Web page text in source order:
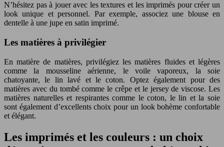
N’hésitez pas à jouer avec les textures et les imprimés pour créer un
look unique et personnel. Par exemple, associez une blouse en
dentelle à une jupe en satin imprimé.
Les matières à privilégier
En matière de matières, privilégiez les matières fluides et légères
comme la mousseline aérienne, le voile vaporeux, la soie
chatoyante, le lin lavé et le coton. Optez également pour des
matières avec du tombé comme le crêpe et le jersey de viscose. Les
matières naturelles et respirantes comme le coton, le lin et la soie
sont également d’excellents choix pour un look bohème confortable
et élégant.
Les imprimés et les couleurs : un choix